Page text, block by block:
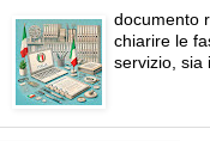
documento
chiarire le
servizio, sia